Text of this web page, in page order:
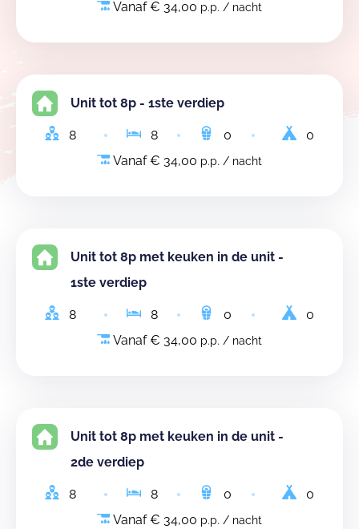
Vanaf € 34,00 p.p. / nacht
Unit tot 8p - 1ste verdiep
8 8 0
0
Vanaf € 34,00 p.p. / nacht
Unit tot 8p met keuken in de unit -
1ste verdiep
8 8 0
0
Vanaf € 34,00 p.p. / nacht
Unit tot 8p met keuken in de unit -
2de verdiep
8 8 0
0
Vanaf € 34,00 p.p. / nacht